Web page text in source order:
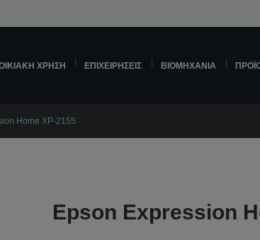
ΧΡΉΣΗ ΕΠΙΧΕΙΡΉΣΕΙΣ ΒΙΟΜΗΧΑΝΊΑ
Home XP-2155
Epson Expression